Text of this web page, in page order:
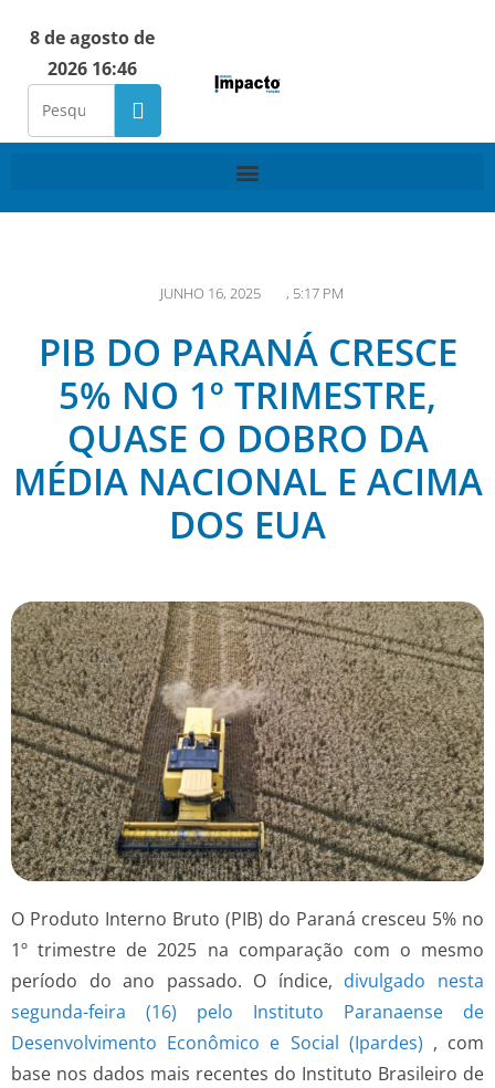
8 de agosto de
2026 16:46
JUNHO 16, 2025 , 5:17 PM
PIB DO PARANÁ CRESCE
5% NO 1º TRIMESTRE,
QUASE O DOBRO DA
MÉDIA NACIONAL E ACIMA
DOS EUA
O Produto Interno Bruto (PIB) do Paraná cresceu 5% no
1º trimestre de 2025 na comparação com o mesmo
período do ano passado. O índice, divulgado nesta
segunda-feira (16) pelo Instituto Paranaense de
Desenvolvimento Econômico e Social (Ipardes) , com
base nos dados mais recentes do Instituto Brasileiro de